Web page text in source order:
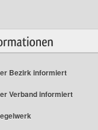
Bezirk informiert
Verband informiert